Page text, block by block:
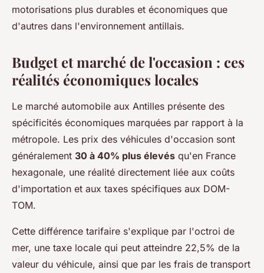
motorisations plus durables et économiques que
d'autres dans l'environnement antillais.
Budget et marché de l'occasion : ces
réalités économiques locales
Le marché automobile aux Antilles présente des
spécificités économiques marquées par rapport à la
métropole. Les prix des véhicules d'occasion sont
généralement 30 à 40% plus élevés qu'en France
hexagonale, une réalité directement liée aux coûts
d'importation et aux taxes spécifiques aux DOM-
TOM.
Cette différence tarifaire s'explique par l'octroi de
mer, une taxe locale qui peut atteindre 22,5% de la
valeur du véhicule, ainsi que par les frais de transport